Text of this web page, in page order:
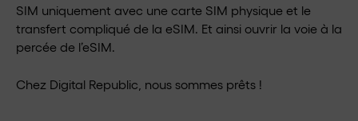
SIM uniquement avec une carte SIM physique et le
transfert compliqué de la eSIM. Et ainsi ouvrir la voie à la
percée de l’eSIM.
Chez Digital Republic, nous sommes prêts !